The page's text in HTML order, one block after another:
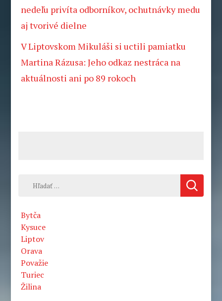
nedeľu privíta odborníkov, ochutnávky medu
aj tvorivé dielne
V Liptovskom Mikuláši si uctili pamiatku
Martina Rázusa: Jeho odkaz nestráca na
aktuálnosti ani po 89 rokoch
Hľadať:
Bytča
Kysuce
Liptov
Orava
Považie
Turiec
Žilina